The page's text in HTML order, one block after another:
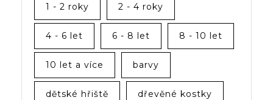
1 - 2 roky 2 - 4 roky
4 - 6 let 6 - 8 let 8 - 10 let
10 let a více barvy
dětské hřiště dřevěné kostky